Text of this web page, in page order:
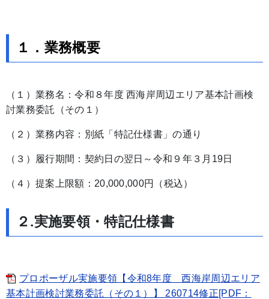
１．業務概要
（１）業務名：令和８年度 西海岸周辺エリア基本計画検
討業務委託（その１）
（２）業務内容：別紙「特記仕様書」の通り
（３）履行期間：契約日の翌日～令和９年３月19日
（４）提案上限額：20,000,000円（税込）
２.実施要領・特記仕様書
プロポーザル実施要領【令和8年度 西海岸周辺エリア
基本計画検討業務委託（その１）】 260714修正[PDF：